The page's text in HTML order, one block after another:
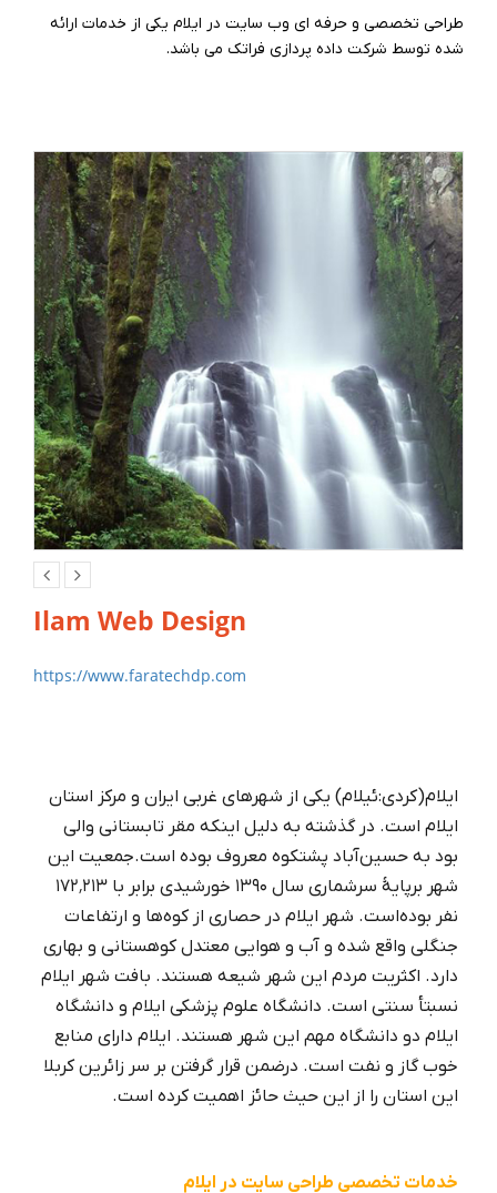
وایر فریم (Wireframe) چیست؟
فروش در ترب بدون سایت🍅【فروش
حضوری در ترب】
‫طراحی تخصصی و حرفه ای وب سایت در ایلام یکی از خدمات ارائه
شده توسط شرکت داده پردازی فراتک می باشد.
Ilam Web Design
https://www.faratechdp.com
ایلام(کردی:ئیلام) یکی از شهرهای غربی ایران و مرکز استان
ایلام است. در گذشته به دلیل اینکه مقر تابستانی والی
بود به حسین‌آباد پشتکوه معروف بوده است.جمعیت این
شهر برپایهٔ سرشماری سال ۱۳۹۰ خورشیدی برابر با ۱۷۲٬۲۱۳
نفر بوده‌است. شهر ایلام در حصاری از کوه‌ها و ارتفاعات
جنگلی واقع شده و آب و هوایی معتدل کوهستانی و بهاری
دارد. اکثریت مردم این شهر شیعه هستند. بافت شهر ایلام
نسبتأ سنتی است. دانشگاه علوم پزشکی ایلام و دانشگاه
ایلام دو دانشگاه مهم این شهر هستند. ایلام دارای منابع
خوب گاز و نفت است. درضمن قرار گرفتن بر سر زائرین کربلا
این استان را از این حیث حائز اهمیت کرده است.
خدمات تخصصی طراحی سایت در ایلام